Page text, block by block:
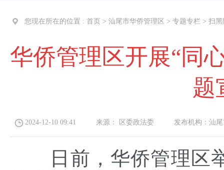
您现在所在的位置 : 首页 > 汕尾市华侨管理区 > 专题专栏 > 扫黑
华侨管理区开展“同
题
2024-12-10 09:41 来源： 区委政法委 发布机构： 汕
日前，华侨管理区举